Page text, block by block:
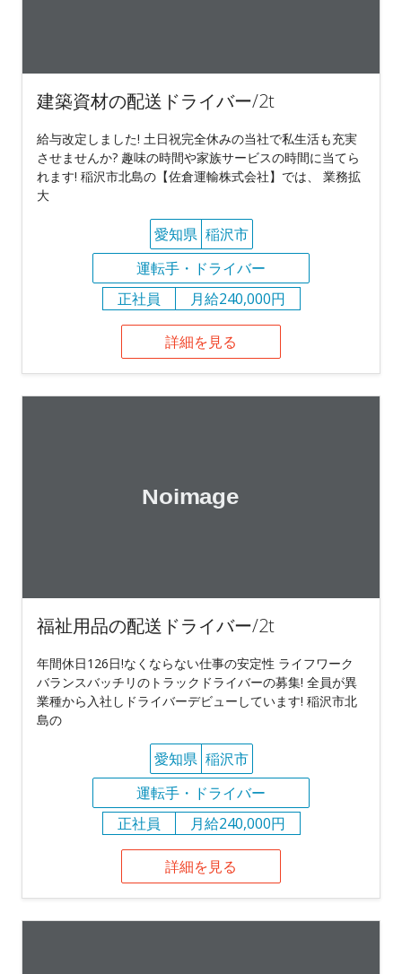
建築資材の配送ドライバー/2t
給与改定しました! 土日祝完全休みの当社で私生活も充実
させませんか? 趣味の時間や家族サービスの時間に当てら
れます! 稲沢市北島の【佐倉運輸株式会社】では、 業務拡
大
愛知県 稲沢市
運転手・ドライバー
正社員
月給240,000円
詳細を見る
福祉用品の配送ドライバー/2t
年間休日126日!なくならない仕事の安定性 ライフワーク
バランスバッチリのトラックドライバーの募集! 全員が異
業種から入社しドライバーデビューしています! 稲沢市北
島の
愛知県 稲沢市
運転手・ドライバー
正社員
月給240,000円
詳細を見る